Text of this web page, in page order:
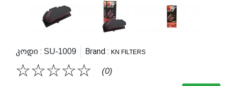
Კოდი : SU-1009 Brand : KN FILTERS
☆
☆
☆
☆
☆ (0)